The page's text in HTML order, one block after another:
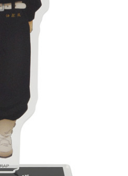
每筆NT$150
✈️ 海外配送